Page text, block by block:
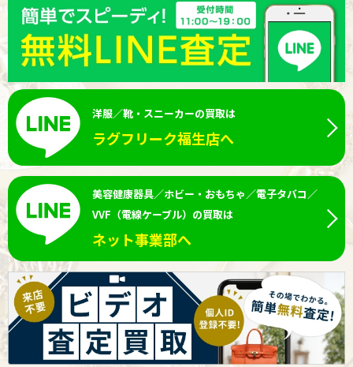
洋服／靴・スニーカーの買取は
ラグフリーク福生店へ
美容健康器具／ホビー・おもちゃ／電子タバコ／
VVF（電線ケーブル）の買取は
ネット事業部へ